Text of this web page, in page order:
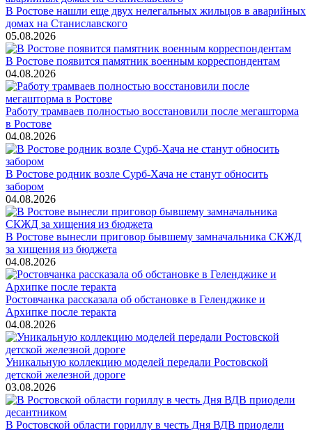
В Ростове нашли еще двух нелегальных жильцов в аварийных
домах на Станиславского
05.08.2026
В Ростове появится памятник военным корреспондентам
04.08.2026
Работу трамваев полностью восстановили после мегашторма
в Ростове
04.08.2026
В Ростове родник возле Сурб-Хача не станут обносить
забором
04.08.2026
В Ростове вынесли приговор бывшему замначальника СКЖД
за хищения из бюджета
04.08.2026
Ростовчанка рассказала об обстановке в Геленджике и
Архипке после теракта
04.08.2026
Уникальную коллекцию моделей передали Ростовской
детской железной дороге
03.08.2026
В Ростовской области гориллу в честь Дня ВДВ приодели